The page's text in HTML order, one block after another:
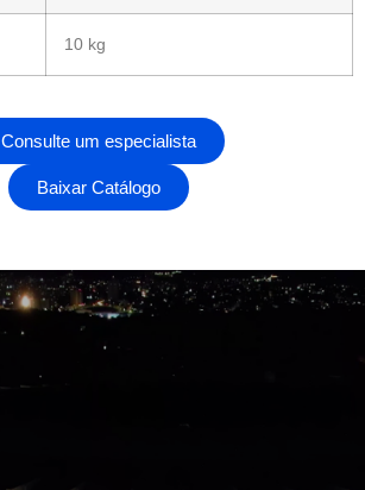
10 kg
Consulte um especialista
Baixar Catálogo